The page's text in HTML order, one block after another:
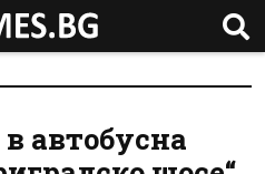
автобусна